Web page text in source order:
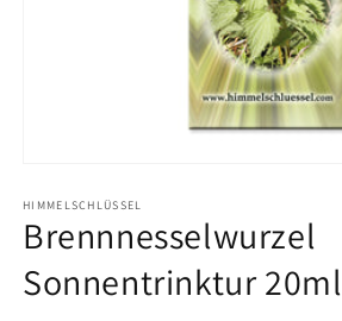
in
Modal
öffnen
HIMMELSCHLÜSSEL
Brennnesselwurzel
Sonnentrinktur 20ml